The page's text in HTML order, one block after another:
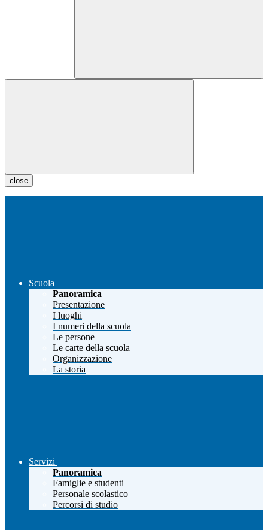
close
Scuola
Panoramica
Presentazione
I luoghi
I numeri della scuola
Le persone
Le carte della scuola
Organizzazione
La storia
Servizi
Panoramica
Famiglie e studenti
Personale scolastico
Percorsi di studio